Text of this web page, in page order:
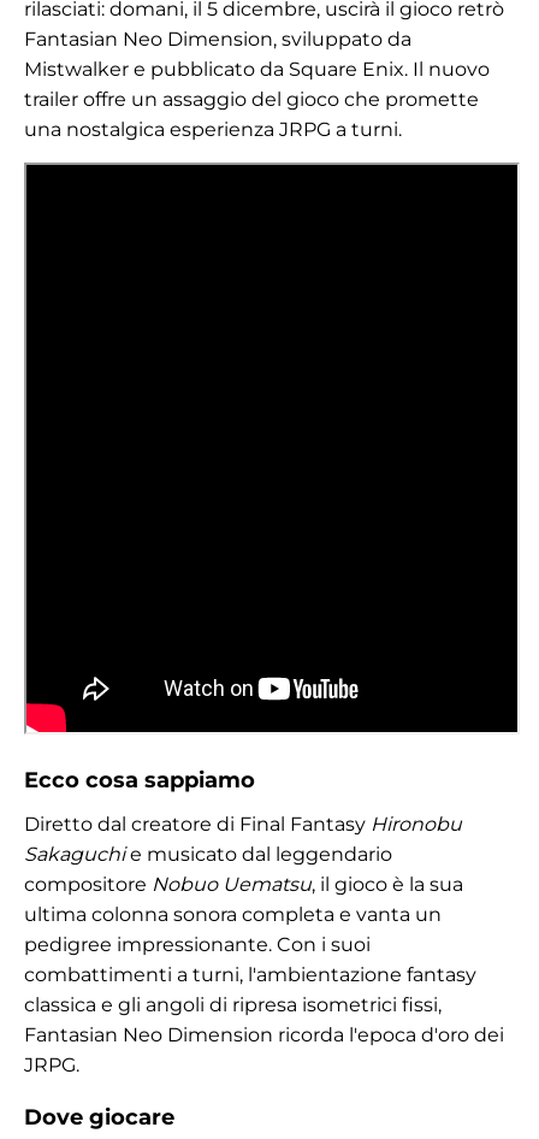
rilasciati: domani, il 5 dicembre, uscirà il gioco retrò
Fantasian Neo Dimension, sviluppato da
Mistwalker e pubblicato da Square Enix. Il nuovo
trailer offre un assaggio del gioco che promette
una nostalgica esperienza JRPG a turni.
Ecco cosa sappiamo
Diretto dal creatore di Final Fantasy Hironobu
Sakaguchie musicato dal leggendario
compositore Nobuo Uematsu, il gioco è la sua
ultima colonna sonora completa e vanta un
pedigree impressionante. Con i suoi
combattimenti a turni, l'ambientazione fantasy
classica e gli angoli di ripresa isometrici fissi,
Fantasian Neo Dimension ricorda l'epoca d'oro dei
JRPG.
Dove giocare